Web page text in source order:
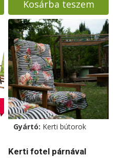
Kosárba teszem
Gyártó: Kerti bútorok
Kerti fotel párnával